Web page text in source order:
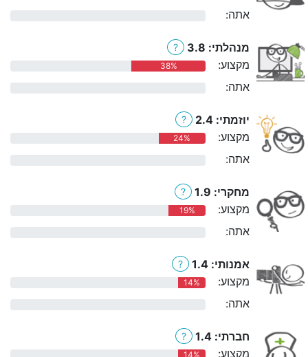
אתה:
מנהלתי: 3.8 ?
מקצוע: 38%
אתה:
יוזמתי: 2.4 ?
מקצוע: 24%
אתה:
מחקרי: 1.9 ?
מקצוע: 19%
אתה:
אמנותי: 1.4 ?
מקצוע: 14%
אתה:
חברתי: 1.4 ?
מקצוע: 14%